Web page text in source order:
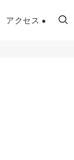
アクセス